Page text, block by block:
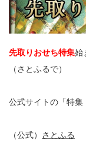
先取りおせち特集始
（さとふるで）
公式サイトの「特集
（公式） さとふる